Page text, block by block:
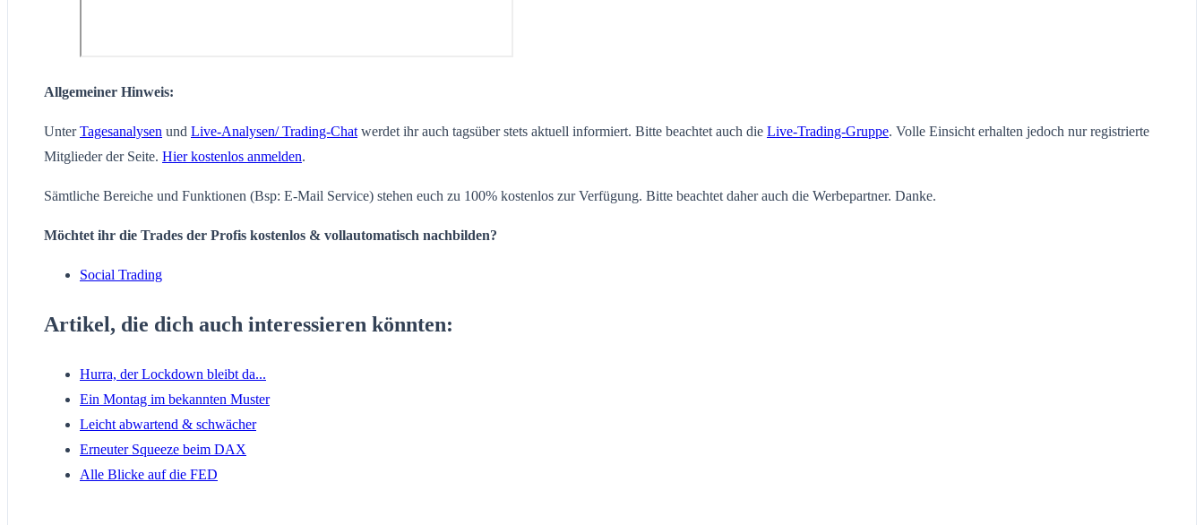
Allgemeiner Hinweis:
UnterTagesanalysen und Live-Analysen/ Trading-Chat werdet ihr auch tagsüber stets aktuell informiert. Bitte beachtet auch die Live-Trading-Gruppe. Volle Einsicht erhalten jedoch nur registrierte
Mitglieder der Seite. Hier kostenlos anmelden.
Sämtliche Bereiche und Funktionen (Bsp: E-Mail Service) stehen euch zu 100% kostenlos zur Verfügung. Bitte beachtet daher auch die Werbepartner. Danke.
Möchtet ihr die Trades der Profis kostenlos & vollautomatisch nachbilden?
Social Trading
Artikel, die dich auch interessieren könnten:
Hurra, der Lockdown bleibt da...
Ein Montag im bekannten Muster
Leicht abwartend & schwächer
Erneuter Squeeze beim DAX
Alle Blicke auf die FED